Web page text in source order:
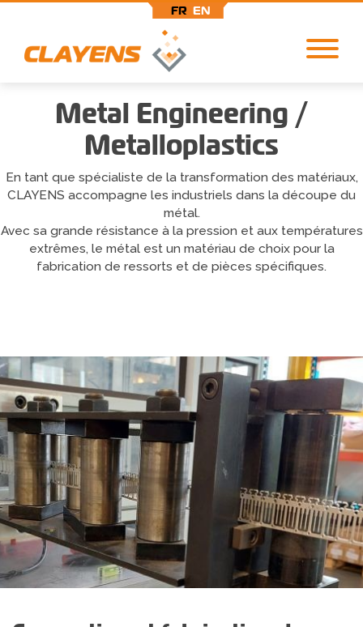
FR EN
Metal Engineering /
Metalloplastics
En tant que spécialiste de la transformation des matériaux,
CLAYENS accompagne les industriels dans la découpe du
métal.
Avec sa grande résistance à la pression et aux températures
extrêmes, le métal est un matériau de choix pour la
fabrication de ressorts et de pièces spécifiques.